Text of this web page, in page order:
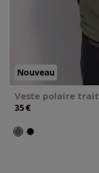
Nouveau
Veste polaire
35€